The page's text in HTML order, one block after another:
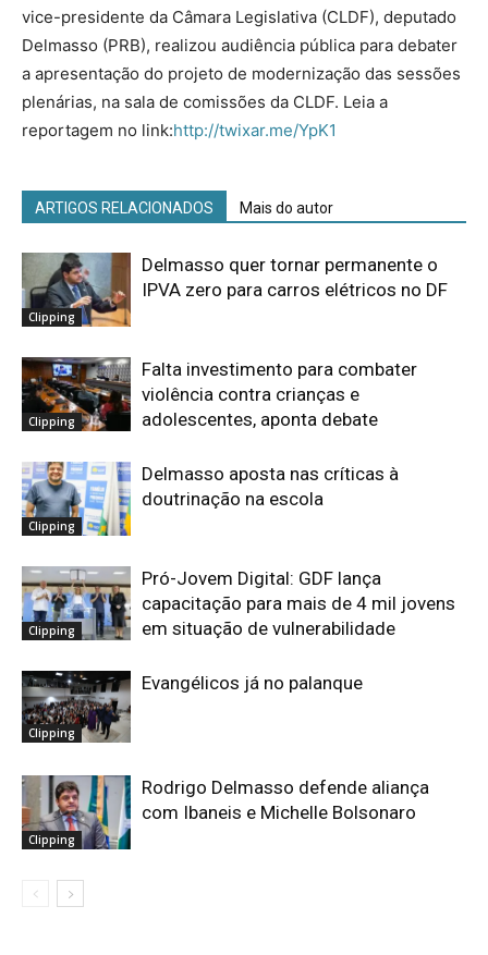
vice-presidente da Câmara Legislativa (CLDF), deputado
Delmasso (PRB), realizou audiência pública para debater
a apresentação do projeto de modernização das sessões
plenárias, na sala de comissões da CLDF. Leia a
reportagem no link:http://twixar.me/YpK1
ARTIGOS RELACIONADOS Mais do autor
Clipping
Delmasso quer tornar permanente o
IPVA zero para carros elétricos no DF
Clipping
Falta investimento para combater
violência contra crianças e
adolescentes, aponta debate
Clipping
Delmasso aposta nas críticas à
doutrinação na escola
Clipping
Pró-Jovem Digital: GDF lança
capacitação para mais de 4 mil jovens
em situação de vulnerabilidade
Clipping
Evangélicos já no palanque
Clipping
Rodrigo Delmasso defende aliança
com Ibaneis e Michelle Bolsonaro